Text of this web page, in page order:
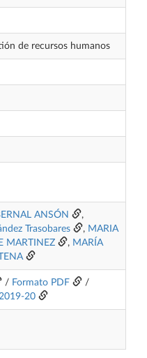
de recursos humanos
ANSÓN
,
Trasobares
, MARIA
MARTINEZ
, MARÍA
/ Formato PDF
/
20